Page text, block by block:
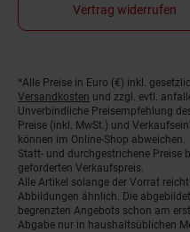
Vertrag widerrufen
Fußnoten
*Alle Preise in Euro (€) inkl.
Versandkosten und zzgl. evtl.
Unverbindliche Preisempfehlung
Preise (inkl. MwSt.) und
können im Online-Shop abweichen.
Statt- und durchgestrichene Preise
geforderten Verkaufspreis.
Alle Artikel solange der Vorrat
Abbildungen ähnlich. Die
begrenzten Angebots schon am
Abgabe nur in haushaltsüblichen